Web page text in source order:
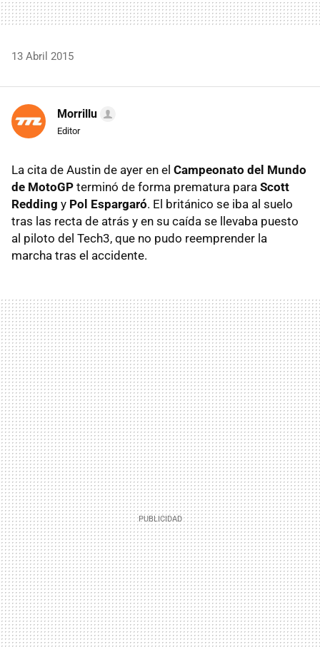
13 Abril 2015
Morrillu
Editor
La cita de Austin de ayer en el Campeonato del Mundo
de MotoGP terminó de forma prematura para Scott
Redding y Pol Espargaró. El británico se iba al suelo
tras las recta de atrás y en su caída se llevaba puesto
al piloto del Tech3, que no pudo reemprender la
marcha tras el accidente.